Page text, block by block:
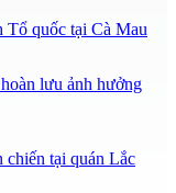
Tổ quốc tại Cà Mau
lưu ảnh hưởng
chiến tại quán Lắc